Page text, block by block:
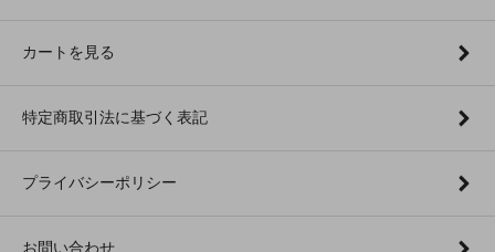
カートを見る
特定商取引法に基づく表記
プライバシーポリシー
お問い合わせ